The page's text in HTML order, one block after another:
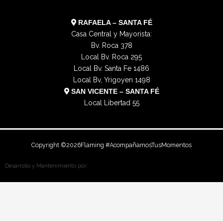
RAFAELA – SANTA FÉ
Casa Central y Mayorista:
Bv. Roca 378
Local Bv. Roca 295
Local Bv. Santa Fe 1486
Local Bv, Yrigoyen 1498
SAN VICENTE – SANTA FÉ
Local Libertad 55
Copyright ©2026Flaming #AcompañamosTusMomentos
Desarrollo y Mantenimiento por: